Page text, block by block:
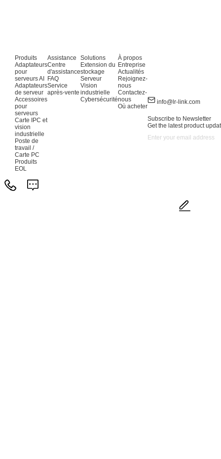
Produits
Adaptateurs
pour
serveurs AI
Adaptateurs
de serveur
Accessoires
pour
serveurs
Carte IPC et
vision
industrielle
Poste de
travail /
Carte PC
Produits
EOL
Assistance
Centre
d'assistance
FAQ
Service
après-vente
Solutions
Extension du
stockage
Serveur
Vision
industrielle
Cybersécurité
À propos
Entreprise
Actualités
Rejoignez-
nous
Contactez-
nous
Où acheter
info@lr-link.com
Subscribe to Newsletter
Get the latest product